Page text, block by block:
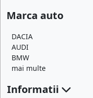
Marca auto
DACIA
AUDI
BMW
mai multe
Informatii